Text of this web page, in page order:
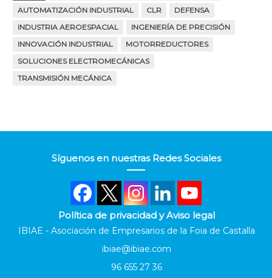
AUTOMATIZACIÓN INDUSTRIAL
CLR
DEFENSA
INDUSTRIA AEROESPACIAL
INGENIERÍA DE PRECISIÓN
INNOVACIÓN INDUSTRIAL
MOTORREDUCTORES
SOLUCIONES ELECTROMECÁNICAS
TRANSMISIÓN MECÁNICA
Síguenos en nuestras Redes Sociales
Política de privacidad y Aviso legal
IBIAE - Asociación de Empresarios de la Foia de Castalla
ibiae@ibiae.com
96 655 27 36